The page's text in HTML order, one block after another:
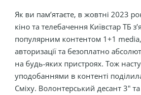
Як ви пам’ятаєте, в жовтні 2023
кіно та телебачення Київстар ТБ
популярним контентом 1+1 media,
авторизації та безоплатно
на будь-яких пристроях. Тож
уподобаннями в контенті
Сміху. Волонтерський десант 3"